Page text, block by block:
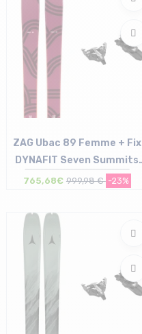
ZAG Ubac 89 Femme + Fix
DYNAFIT Seven Summits
sans freins /noir argent
765,68€ 999,98 € -23%